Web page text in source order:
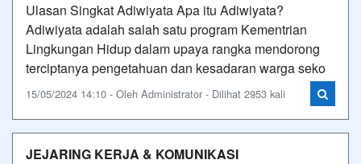
Ulasan Singkat Adiwiyata Apa itu Adiwiyata?
Adiwiyata adalah salah satu program Kementrian
Lingkungan Hidup dalam upaya rangka mendorong
terciptanya pengetahuan dan kesadaran warga seko
15/05/2024 14:10 - Oleh Administrator - Dilihat 2953 kali
JEJARING KERJA & KOMUNIKASI